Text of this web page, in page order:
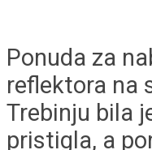
Ponuda za
reflektora na
Trebinju bila
pristigla, a